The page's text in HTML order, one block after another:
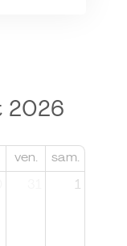
2026
ven. sam.
1